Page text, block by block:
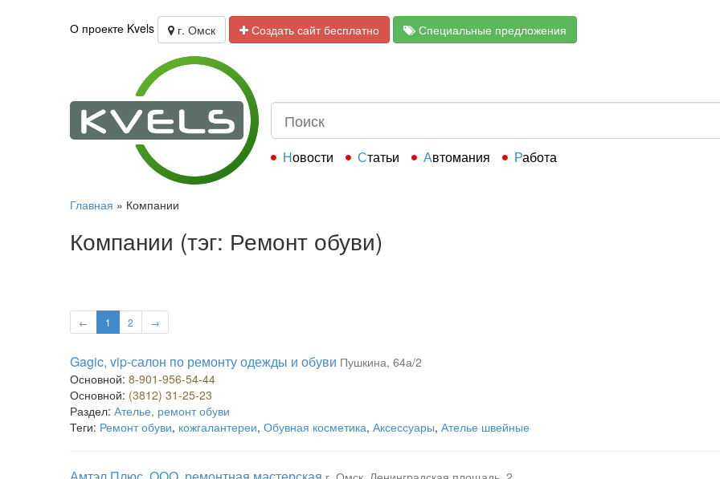
О проекте Kvels г. Омск Создать сайт бесплатно Специальные предложения
Новости Статьи Автомания Работа
Главная » Компании
Компании (тэг: Ремонт обуви)
← 1 2 →
Gagic, vip-салон по ремонту одежды и обуви Пушкина, 64а/2
Основной: 8-901-956-54-44
Основной: (3812) 31-25-23
Раздел: Ателье, ремонт обуви
Теги: Ремонт обуви, кожгалантереи, Обувная косметика, Аксессуары, Ателье швейные